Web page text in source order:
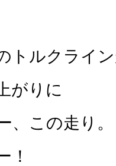
トルクライ
がりに
、この走り。
！